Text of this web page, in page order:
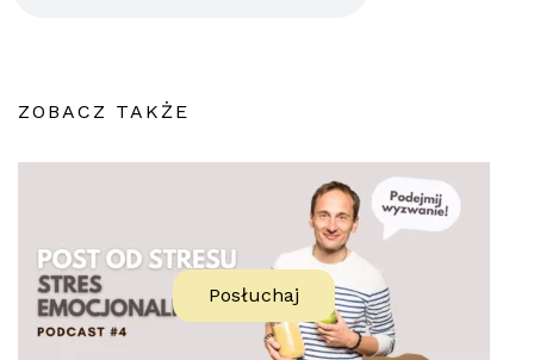
ZOBACZ TAKŻE
Posłuchaj